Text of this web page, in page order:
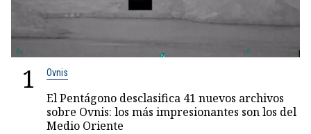
1 Ovnis
El Pentágono desclasifica 41 nuevos archivos
sobre Ovnis: los más impresionantes son los del
Medio Oriente